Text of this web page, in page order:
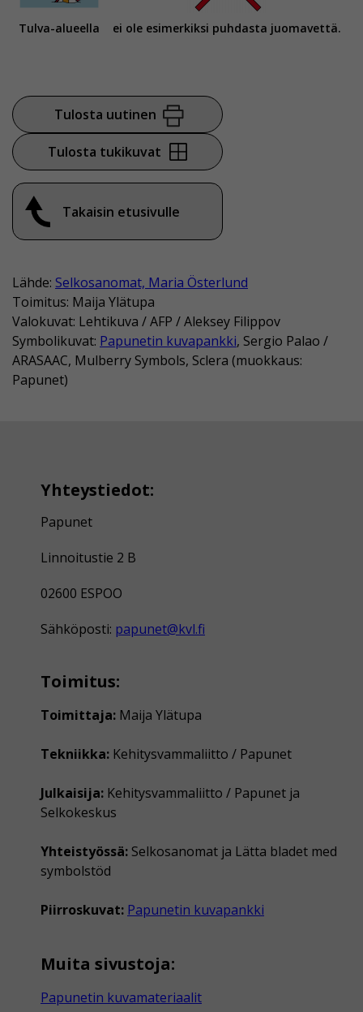
Tulva-alueella ei ole esimerkiksi puhdasta juomavettä.
Tulosta uutinen
Tulosta tukikuvat
Takaisin etusivulle
Lähde: Selkosanomat, Maria Österlund
Toimitus: Maija Ylätupa
Valokuvat: Lehtikuva / AFP / Aleksey Filippov
Symbolikuvat: Papunetin kuvapankki, Sergio Palao /
ARASAAC, Mulberry Symbols, Sclera (muokkaus:
Papunet)
Yhteystiedot:
Papunet
Linnoitustie 2 B
02600 ESPOO
Sähköposti: papunet@kvl.fi
Toimitus:
Toimittaja: Maija Ylätupa
Tekniikka: Kehitysvammaliitto / Papunet
Julkaisija: Kehitysvammaliitto / Papunet ja
Selkokeskus
Yhteistyössä: Selkosanomat ja Lätta bladet med
symbolstöd
Piirroskuvat: Papunetin kuvapankki
Muita sivustoja:
Papunetin kuvamateriaalit